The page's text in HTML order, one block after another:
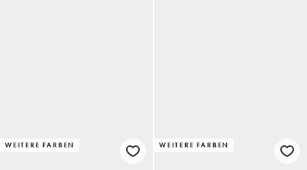
WEITERE FARBEN WEITERE FARBEN